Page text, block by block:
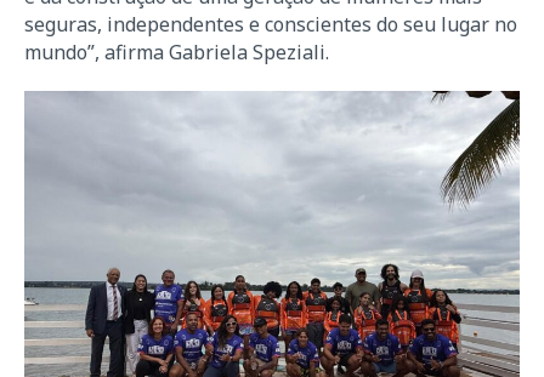
seguras, independentes e conscientes do seu lugar no
mundo”, afirma Gabriela Speziali.